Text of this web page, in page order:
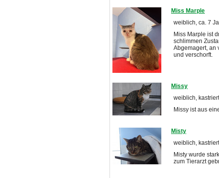
Miss Marple
weiblich, ca. 7
Miss Marple ist
schlimmen
Abgemagert, an
und verschorft.
Missy
weiblich,
Missy ist aus
Misty
weiblich,
Misty wurde
zum Tierarzt